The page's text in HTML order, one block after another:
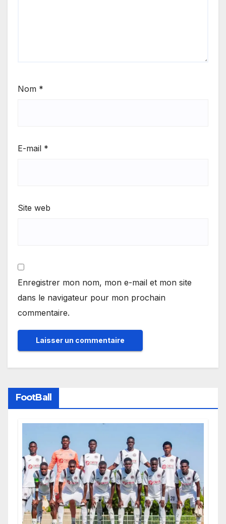
Nom *
E-mail *
Site web
Enregistrer mon nom, mon e-mail et mon site
dans le navigateur pour mon prochain
commentaire.
FootBall